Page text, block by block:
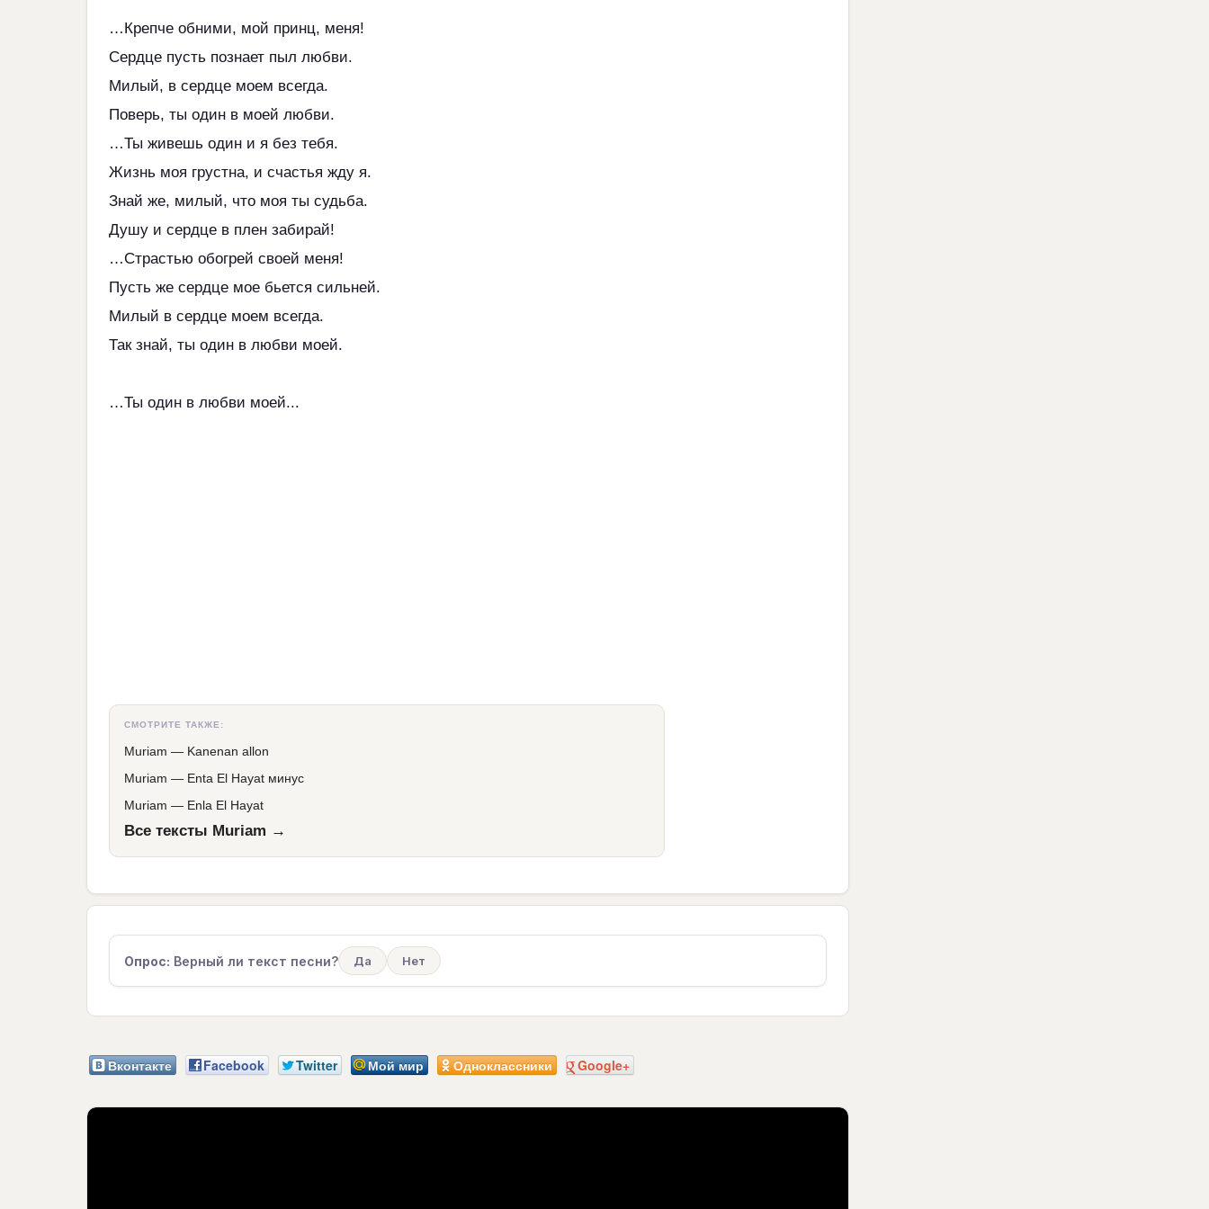
…Крепче обними, мой принц, меня!
Сердце пусть познает пыл любви.
Милый, в сердце моем всегда.
Поверь, ты один в моей любви.
…Ты живешь один и я без тебя.
Жизнь моя грустна, и счастья жду я.
Знай же, милый, что моя ты судьба.
Душу и сердце в плен забирай!
…Страстью обогрей своей меня!
Пусть же сердце мое бьется сильней.
Милый в сердце моем всегда.
Так знай, ты один в любви моей.
…Ты один в любви моей...
СМОТРИТЕ ТАКЖЕ:
Muriam — Kanenan allon
Muriam — Enta El Hayat минус
Muriam — Enla El Hayat
Все тексты Muriam →
Опрос: Верный ли текст песни? Да Нет
Вконтакте Facebook Twitter Мой мир Одноклассники Google+